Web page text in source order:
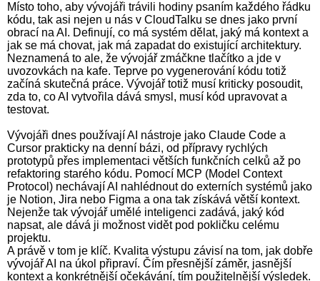
Místo toho, aby vývojáři trávili hodiny psaním každého řádku
kódu, tak asi nejen u nás v CloudTalku se dnes jako první
obrací na AI. Definují, co má systém dělat, jaký má kontext a
jak se má chovat, jak má zapadat do existující architektury.
Neznamená to ale, že vývojář zmáčkne tlačítko a jde v
uvozovkách na kafe. Teprve po vygenerování kódu totiž
začíná skutečná práce. Vývojář totiž musí kriticky posoudit,
zda to, co AI vytvořila dává smysl, musí kód upravovat a
testovat.
Vývojáři dnes používají AI nástroje jako Claude Code a
Cursor prakticky na denní bázi, od přípravy rychlých
prototypů přes implementaci větších funkčních celků až po
refaktoring starého kódu. Pomocí MCP (Model Context
Protocol) nechávají AI nahlédnout do externích systémů jako
je Notion, Jira nebo Figma a ona tak získává větší kontext.
Nejenže tak vývojář umělé inteligenci zadává, jaký kód
napsat, ale dává ji možnost vidět pod pokličku celému
projektu.
A právě v tom je klíč. Kvalita výstupu závisí na tom, jak dobře
vývojář AI na úkol připraví. Čím přesnější záměr, jasnější
kontext a konkrétnější očekávání, tím použitelnější výsledek.